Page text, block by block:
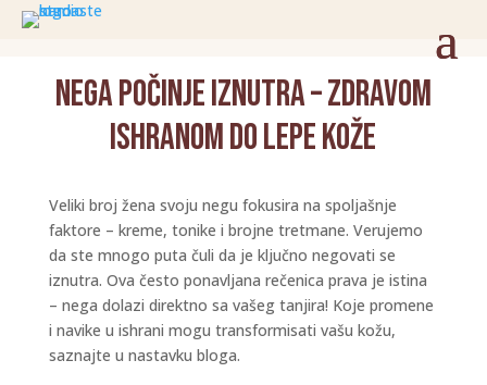
Nega počinje iznutra – zdravom
ishranom do lepe kože
Veliki broj žena svoju negu fokusira na spoljašnje
faktore – kreme, tonike i brojne tretmane. Verujemo
da ste mnogo puta čuli da je ključno negovati se
iznutra. Ova često ponavljana rečenica prava je istina
– nega dolazi direktno sa vašeg tanjira! Koje promene
i navike u ishrani mogu transformisati vašu kožu,
saznajte u nastavku bloga.